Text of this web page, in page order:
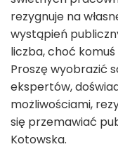
rezygnuje na
wystąpień
liczba, choć
Proszę wyobrazić
ekspertów,
możliwościami,
się przemawiać
Kotowska.